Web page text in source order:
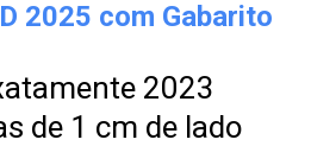
2025 com Gabarito
2023
de 1 cm de lado